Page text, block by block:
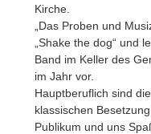
Kirche.
„Das Proben und
„Shake the dog“ und
Band im Keller des
im Jahr vor.
Hauptberuflich sind
klassischen
Publikum und uns